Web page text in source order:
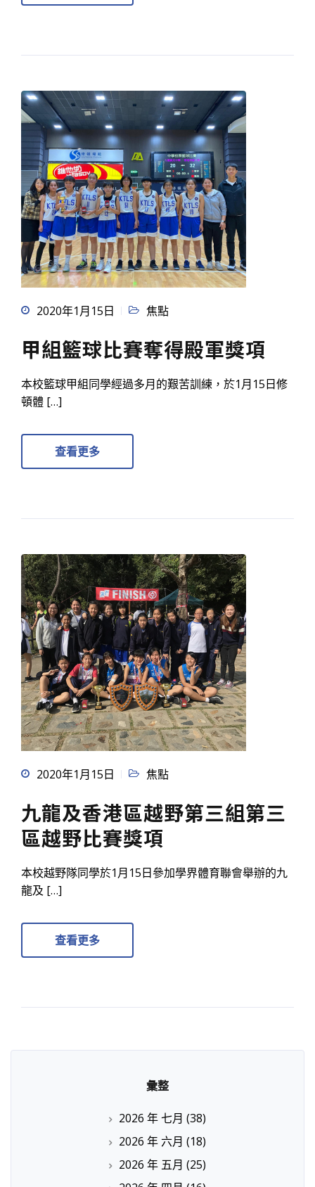
2020年1月15日 焦點
甲組籃球比賽奪得殿軍獎項
本校籃球甲組同學經過多月的艱苦訓練，於1月15日修
頓體 […]
查看更多
2020年1月15日 焦點
九龍及香港區越野第三組第三
區越野比賽獎項
本校越野隊同學於1月15日參加學界體育聯會舉辦的九
龍及 […]
查看更多
彙整
2026 年 七月 (38)
2026 年 六月 (18)
2026 年 五月 (25)